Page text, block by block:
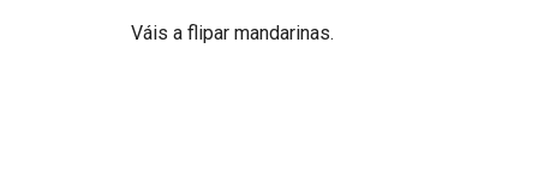
Váis a flipar mandarinas.